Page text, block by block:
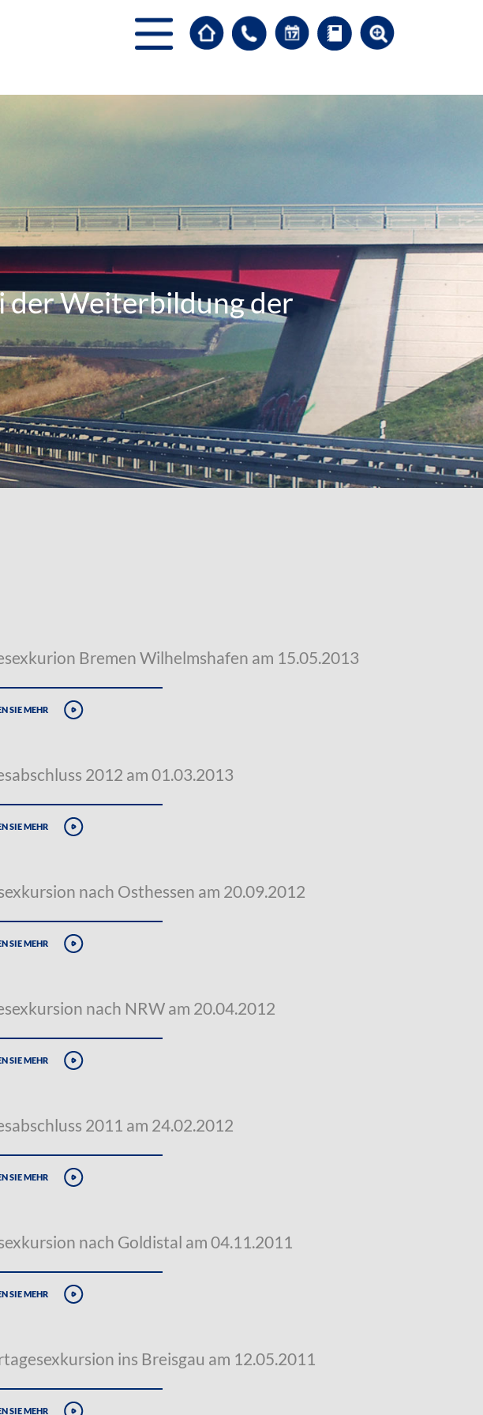
der Weiterbildung der
Bremen Wilhelmshafen am 15.05.2013
sie mehr
2012 am 01.03.2013
sie mehr
nach Osthessen am 20.09.2012
sie mehr
nach NRW am 20.04.2012
sie mehr
2011 am 24.02.2012
sie mehr
nach Goldistal am 04.11.2011
sie mehr
ins Breisgau am 12.05.2011
sie mehr